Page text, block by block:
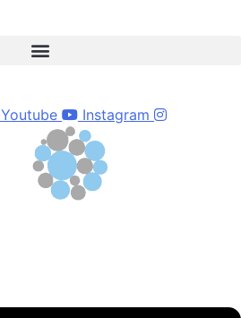
Youtube Instagram